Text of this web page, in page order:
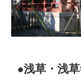
●浅草・浅